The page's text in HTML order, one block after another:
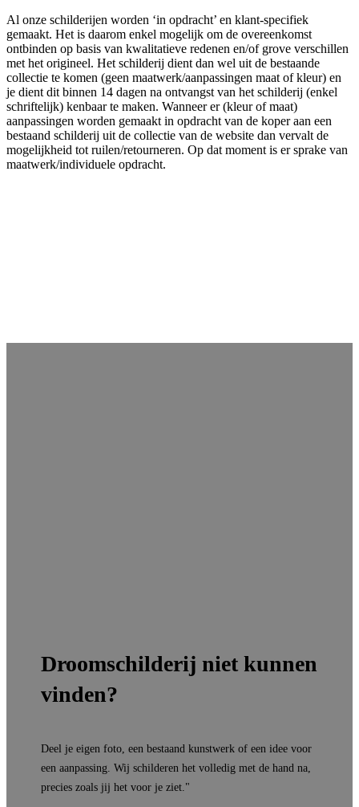
Al onze schilderijen worden ‘in opdracht’ en klant-specifiek
gemaakt. Het is daarom enkel mogelijk om de overeenkomst
ontbinden op basis van kwalitatieve redenen en/of grove verschillen
met het origineel. Het schilderij dient dan wel uit de bestaande
collectie te komen (geen maatwerk/aanpassingen maat of kleur) en
je dient dit binnen 14 dagen na ontvangst van het schilderij (enkel
schriftelijk) kenbaar te maken. Wanneer er (kleur of maat)
aanpassingen worden gemaakt in opdracht van de koper aan een
bestaand schilderij uit de collectie van de website dan vervalt de
mogelijkheid tot ruilen/retourneren. Op dat moment is er sprake van
maatwerk/individuele opdracht.
Droomschilderij niet kunnen
vinden?
Deel je eigen foto, een bestaand kunstwerk of een idee voor
een aanpassing. Wij schilderen het volledig met de hand na,
precies zoals jij het voor je ziet."